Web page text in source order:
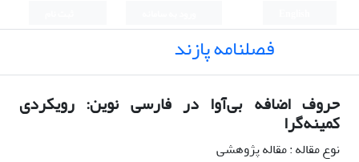
فصلنامه پازند
حروف اضافه بی‌آوا در فارسی نوین: رویکردی
کمینه‌گرا
نوع مقاله : مقاله پژوهشی